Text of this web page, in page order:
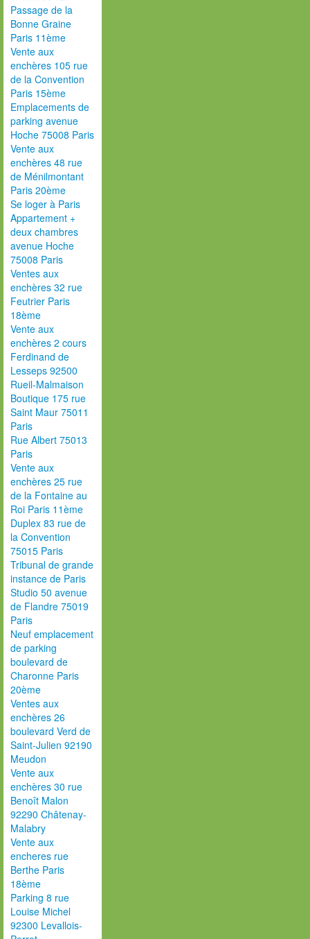
Passage de la
Bonne Graine
Paris 11ème
Vente aux
enchères 105 rue
de la Convention
Paris 15ème
Emplacements de
parking avenue
Hoche 75008 Paris
Vente aux
enchères 48 rue
de Ménilmontant
Paris 20ème
Se loger à Paris
Appartement +
deux chambres
avenue Hoche
75008 Paris
Ventes aux
enchères 32 rue
Feutrier Paris
18ème
Vente aux
enchères 2 cours
Ferdinand de
Lesseps 92500
Rueil-Malmaison
Boutique 175 rue
Saint Maur 75011
Paris
Rue Albert 75013
Paris
Vente aux
enchères 25 rue
de la Fontaine au
Roi Paris 11ème
Duplex 83 rue de
la Convention
75015 Paris
Tribunal de grande
instance de Paris
Studio 50 avenue
de Flandre 75019
Paris
Neuf emplacement
de parking
boulevard de
Charonne Paris
20ème
Ventes aux
enchères 26
boulevard Verd de
Saint-Julien 92190
Meudon
Vente aux
enchères 30 rue
Benoît Malon
92290 Châtenay-
Malabry
Vente aux
encheres rue
Berthe Paris
18ème
Parking 8 rue
Louise Michel
92300 Levallois-